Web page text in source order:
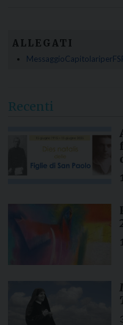
ALLEGATI
Recenti